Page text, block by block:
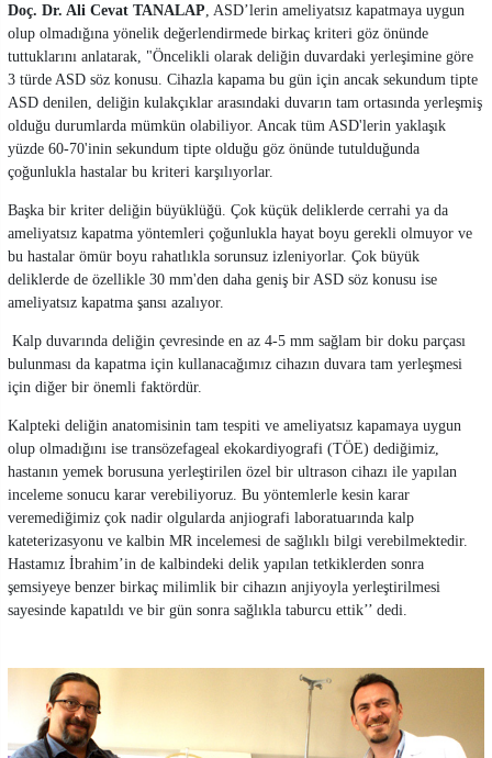
Doç. Dr. Ali Cevat TANALAP , ASD’lerin ameliyatsız kapatmaya uygun
olup olmadığına yönelik değerlendirmede birkaç kriteri göz önünde
tuttuklarını anlatarak, "Öncelikli olarak deliğin duvardaki yerleşimine göre
3 türde ASD söz konusu. Cihazla kapama bu gün için ancak sekundum tipte
ASD denilen, deliğin kulakçıklar arasındaki duvarın tam ortasında yerleşmiş
olduğu durumlarda mümkün olabiliyor. Ancak tüm ASD'lerin yaklaşık
yüzde 60-70'inin sekundum tipte olduğu göz önünde tutulduğunda
çoğunlukla hastalar bu kriteri karşılıyorlar.
Başka bir kriter deliğin büyüklüğü. Çok küçük deliklerde cerrahi ya da
ameliyatsız kapatma yöntemleri çoğunlukla hayat boyu gerekli olmuyor ve
bu hastalar ömür boyu rahatlıkla sorunsuz izleniyorlar. Çok büyük
deliklerde de özellikle 30 mm'den daha geniş bir ASD söz konusu ise
ameliyatsız kapatma şansı azalıyor.
Kalp duvarında deliğin çevresinde en az 4-5 mm sağlam bir doku parçası
bulunması da kapatma için kullanacağımız cihazın duvara tam yerleşmesi
için diğer bir önemli faktördür.
Kalpteki deliğin anatomisinin tam tespiti ve ameliyatsız kapamaya uygun
olup olmadığını ise transözefageal ekokardiyografi (TÖE) dediğimiz,
hastanın yemek borusuna yerleştirilen özel bir ultrason cihazı ile yapılan
inceleme sonucu karar verebiliyoruz. Bu yöntemlerle kesin karar
veremediğimiz çok nadir olgularda anjiografi laboratuarında kalp
kateterizasyonu ve kalbin MR incelemesi de sağlıklı bilgi verebilmektedir.
Hastamız İbrahim’in de kalbindeki delik yapılan tetkiklerden sonra
şemsiyeye benzer birkaç milimlik bir cihazın anjiyoyla yerleştirilmesi
sayesinde kapatıldı ve bir gün sonra sağlıkla taburcu ettik’’ dedi.